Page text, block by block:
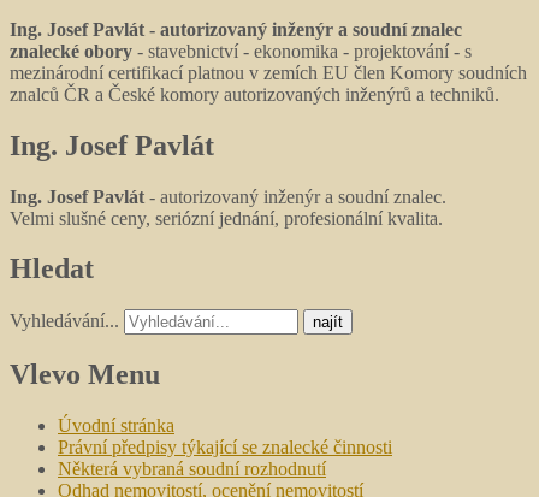
Ing. Josef Pavlát - autorizovaný inženýr a soudní znalec
znalecké obory - stavebnictví - ekonomika - projektování - s
mezinárodní certifikací platnou v zemích EU člen Komory soudních
znalců ČR a České komory autorizovaných inženýrů a techniků.
Ing. Josef Pavlát
Ing. Josef Pavlát - autorizovaný inženýr a soudní znalec.
Velmi slušné ceny, seriózní jednání, profesionální kvalita.
Hledat
Vyhledávání... najít
Vlevo Menu
Úvodní stránka
Právní předpisy týkající se znalecké činnosti
Některá vybraná soudní rozhodnutí
Odhad nemovitostí, ocenění nemovitostí